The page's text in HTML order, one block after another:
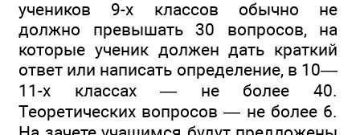
учеников 9-х классов обычно не
должно превышать 30 вопросов, на
которые ученик должен дать краткий
ответ или написать определение, в 10—
11-х классах — не более 40.
Теоретических вопросов — не более 6.